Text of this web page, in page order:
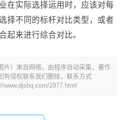
在实际选择运用时，应该对每
择不同的标杆对比类型，或者
起来进行综合对比。
片）来自网络，由程序自动采集，著作
有侵权联系我们删除，联系方式
www.djsbq.com/2977.html